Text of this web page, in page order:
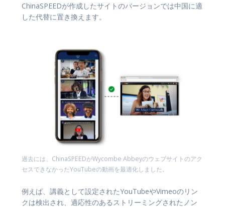
ChinaSPEEDが作成したサイトのバージョンでは中国に適
した代替に置き換えます。
過去には、ChinaSPEEDがWycombe Abbeyのウェブサイトのアク
セスできなかったYouTubeの動画を最適化しました。
例えば、講義として設定されたYouTubeやVimeoのリン
クは検出され、適応性のあるストリーミングされたノン